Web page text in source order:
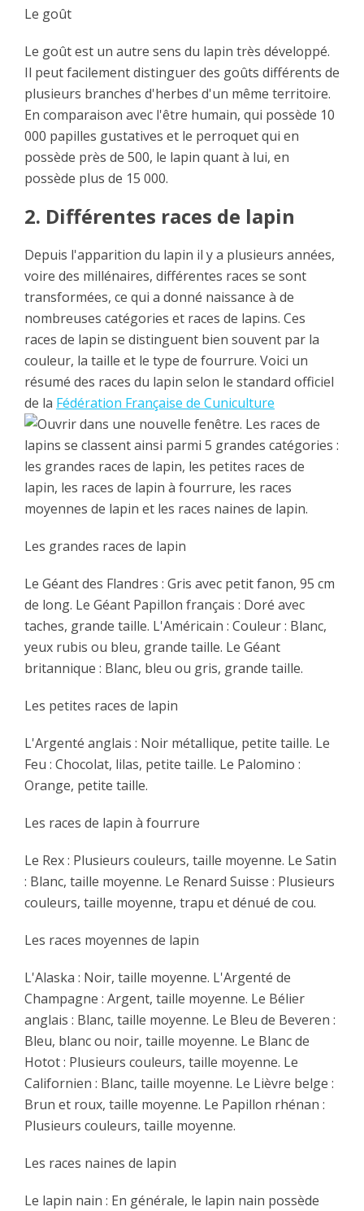
Le goût
Le goût est un autre sens du lapin très développé.
Il peut facilement distinguer des goûts différents de
plusieurs branches d'herbes d'un même territoire.
En comparaison avec l'être humain, qui possède 10
000 papilles gustatives et le perroquet qui en
possède près de 500, le lapin quant à lui, en
possède plus de 15 000.
2. Différentes races de lapin
Depuis l'apparition du lapin il y a plusieurs années,
voire des millénaires, différentes races se sont
transformées, ce qui a donné naissance à de
nombreuses catégories et races de lapins. Ces
races de lapin se distinguent bien souvent par la
couleur, la taille et le type de fourrure. Voici un
résumé des races du lapin selon le standard officiel
de la Fédération Française de Cuniculture
. Les races de
lapins se classent ainsi parmi 5 grandes catégories :
les grandes races de lapin, les petites races de
lapin, les races de lapin à fourrure, les races
moyennes de lapin et les races naines de lapin.
Les grandes races de lapin
Le Géant des Flandres : Gris avec petit fanon, 95 cm
de long. Le Géant Papillon français : Doré avec
taches, grande taille. L'Américain : Couleur : Blanc,
yeux rubis ou bleu, grande taille. Le Géant
britannique : Blanc, bleu ou gris, grande taille.
Les petites races de lapin
L'Argenté anglais : Noir métallique, petite taille. Le
Feu : Chocolat, lilas, petite taille. Le Palomino :
Orange, petite taille.
Les races de lapin à fourrure
Le Rex : Plusieurs couleurs, taille moyenne. Le Satin
: Blanc, taille moyenne. Le Renard Suisse : Plusieurs
couleurs, taille moyenne, trapu et dénué de cou.
Les races moyennes de lapin
L'Alaska : Noir, taille moyenne. L'Argenté de
Champagne : Argent, taille moyenne. Le Bélier
anglais : Blanc, taille moyenne. Le Bleu de Beveren :
Bleu, blanc ou noir, taille moyenne. Le Blanc de
Hotot : Plusieurs couleurs, taille moyenne. Le
Californien : Blanc, taille moyenne. Le Lièvre belge :
Brun et roux, taille moyenne. Le Papillon rhénan :
Plusieurs couleurs, taille moyenne.
Les races naines de lapin
Le lapin nain : En générale, le lapin nain possède